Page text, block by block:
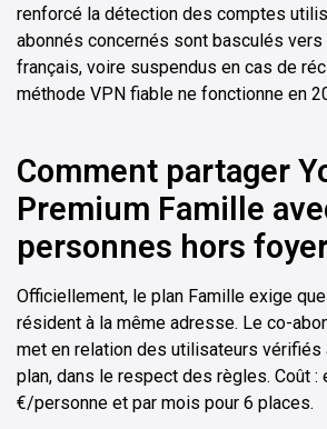
renforcé la détection des comptes
abonnés concernés sont basculés
français, voire suspendus en cas de
méthode VPN fiable ne fonctionne en
Comment partager
Premium Famille
personnes hors
Officiellement, le plan Famille exige
résident à la même adresse. Le co-
met en relation des utilisateurs vérifiés
plan, dans le respect des règles. Coût :
€/personne et par mois pour 6 places.